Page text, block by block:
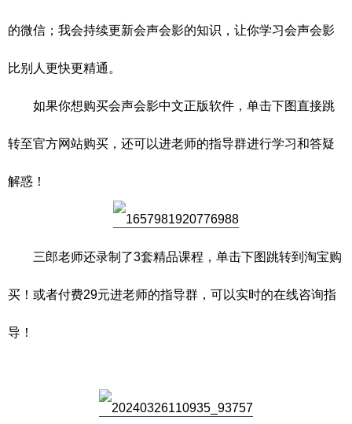
的微信；我会持续更新会声会影的知识，让你学习会声会影
比别人更快更精通。
如果你想购买会声会影中文正版软件，单击下图直接跳
转至官方网站购买，还可以进老师的指导群进行学习和答疑
解惑！
三郎老师还录制了3套精品课程，单击下图跳转到淘宝购
买！或者付费29元进老师的指导群，可以实时的在线咨询指
导！